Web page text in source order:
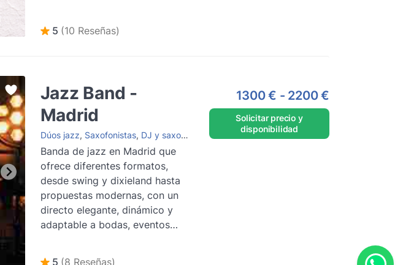
5 (10 Reseñas)
Jazz Band -
Madrid
Dúos jazz, Saxofonistas, DJ y saxofón Grupos de Jazz,Grupos de Gipsy Jazz
Banda de jazz en Madrid que
ofrece diferentes formatos,
desde swing y dixieland hasta
propuestas modernas, con un
directo elegante, dinámico y
adaptable a bodas, eventos
5 (8 Reseñas)
1300 € - 2200 €
Solicitar precio y
disponibilidad